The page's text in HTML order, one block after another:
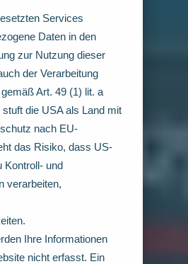
Services
Daten in den
zur Nutzung dieser
der Verarbeitung
Art. 49 (1) lit. a
die USA als Land mit
nach EU-
das Risiko, dass US-
Kontroll- und
verarbeiten,
Ihre Informationen
nicht erfasst. Ein